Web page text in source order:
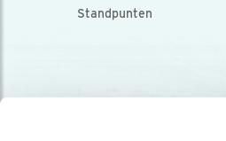
Standpunten